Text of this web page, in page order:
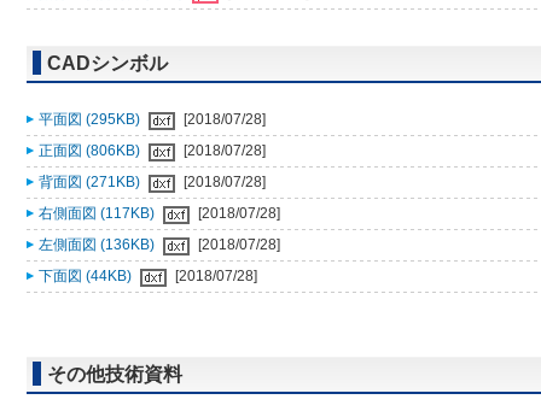
CADシンボル
平面図 (295KB)
[2018/07/28]
正面図 (806KB)
[2018/07/28]
背面図 (271KB)
[2018/07/28]
右側面図 (117KB)
[2018/07/28]
左側面図 (136KB)
[2018/07/28]
下面図 (44KB)
[2018/07/28]
その他技術資料